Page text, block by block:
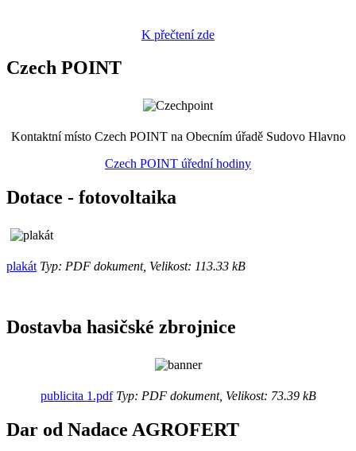
K přečtení zde
Czech POINT
Kontaktní místo Czech POINT na Obecním úřadě Sudovo Hlavno
Czech POINT úřední hodiny
Dotace - fotovoltaika
plakát Typ: PDF dokument, Velikost: 113.33 kB
Dostavba hasičské zbrojnice
publicita 1.pdfTyp: PDF dokument, Velikost: 73.39 kB
Dar od Nadace AGROFERT